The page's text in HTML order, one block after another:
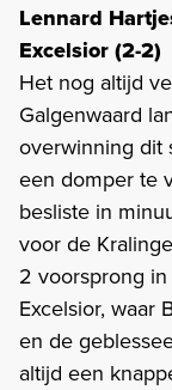
Lennard
Excelsior (2-2)
Het nog altijd
Galgenwaard
overwinning dit
een domper te
besliste in
voor de
2 voorsprong
Excelsior, waar
en de
altijd een